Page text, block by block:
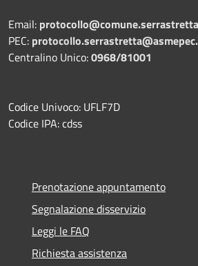
Email:
PEC:
Centralino Unico:0968/81001
Codice Univoco: UFLF7D
Codice IPA: cdss
Prenotazione appuntamento
Segnalazione disservizio
Leggi le FAQ
Richiesta assistenza